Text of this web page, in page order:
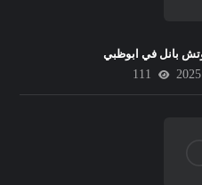
بانل في ابوظبي
111